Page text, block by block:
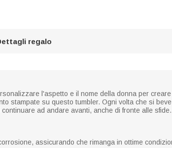
regalo
l'aspetto e il nome della donna per creare
stampate su questo tumbler. Ogni volta che si beve
ad andare avanti, anche di fronte alle sfide.
assicurando che rimanga in ottime